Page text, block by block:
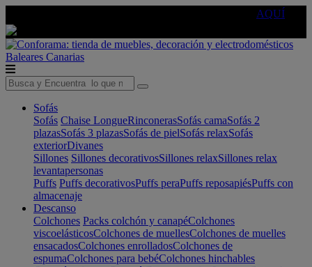
AQUÍ
Baleares Canarias
Sofás
Sofás Chaise LongueRinconerasSofás camaSofás 2
plazasSofás 3 plazasSofás de pielSofás relaxSofás
exteriorDivanes
Sillones Sillones decorativosSillones relaxSillones relax
levantapersonas
Puffs Puffs decorativosPuffs peraPuffs reposapiésPuffs con
almacenaje
Descanso
Colchones Packs colchón y canapéColchones
viscoelásticosColchones de muellesColchones de muelles
ensacadosColchones enrolladosColchones de
espumaColchones para bebéColchones hinchables